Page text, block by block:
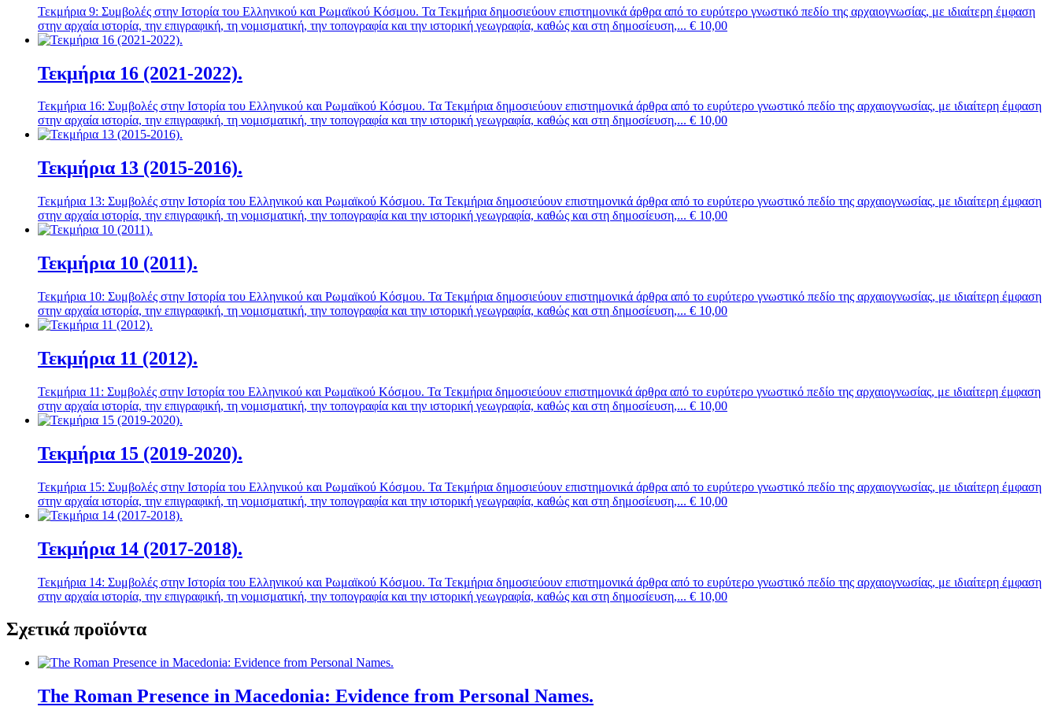
Τεκμήρια 9: Συμβολές στην Ιστορία του Ελληνικού και Ρωμαϊκού Κόσμου. Τα Τεκμήρια δημοσιεύουν επιστημονικά άρθρα από το ευρύτερο γνωστικό πεδίο της αρχαιογνωσίας, με ιδιαίτερη έμφαση
στην αρχαία ιστορία, την επιγραφική, τη νομισματική, την τοπογραφία και την ιστορική γεωγραφία, καθώς και στη δημοσίευση,... € 10,00
Τεκμήρια 16 (2021-2022).
Τεκμήρια 16: Συμβολές στην Ιστορία του Ελληνικού και Ρωμαϊκού Κόσμου. Τα Τεκμήρια δημοσιεύουν επιστημονικά άρθρα από το ευρύτερο γνωστικό πεδίο της αρχαιογνωσίας, με ιδιαίτερη έμφαση
στην αρχαία ιστορία, την επιγραφική, τη νομισματική, την τοπογραφία και την ιστορική γεωγραφία, καθώς και στη δημοσίευση,... € 10,00
Τεκμήρια 13 (2015-2016).
Τεκμήρια 13: Συμβολές στην Ιστορία του Ελληνικού και Ρωμαϊκού Κόσμου. Τα Τεκμήρια δημοσιεύουν επιστημονικά άρθρα από το ευρύτερο γνωστικό πεδίο της αρχαιογνωσίας, με ιδιαίτερη έμφαση
στην αρχαία ιστορία, την επιγραφική, τη νομισματική, την τοπογραφία και την ιστορική γεωγραφία, καθώς και στη δημοσίευση,... € 10,00
Τεκμήρια 10 (2011).
Τεκμήρια 10: Συμβολές στην Ιστορία του Ελληνικού και Ρωμαϊκού Κόσμου. Τα Τεκμήρια δημοσιεύουν επιστημονικά άρθρα από το ευρύτερο γνωστικό πεδίο της αρχαιογνωσίας, με ιδιαίτερη έμφαση
στην αρχαία ιστορία, την επιγραφική, τη νομισματική, την τοπογραφία και την ιστορική γεωγραφία, καθώς και στη δημοσίευση,... € 10,00
Τεκμήρια 11 (2012).
Τεκμήρια 11: Συμβολές στην Ιστορία του Ελληνικού και Ρωμαϊκού Κόσμου. Τα Τεκμήρια δημοσιεύουν επιστημονικά άρθρα από το ευρύτερο γνωστικό πεδίο της αρχαιογνωσίας, με ιδιαίτερη έμφαση
στην αρχαία ιστορία, την επιγραφική, τη νομισματική, την τοπογραφία και την ιστορική γεωγραφία, καθώς και στη δημοσίευση,... € 10,00
Τεκμήρια 15 (2019-2020).
Τεκμήρια 15: Συμβολές στην Ιστορία του Ελληνικού και Ρωμαϊκού Κόσμου. Τα Τεκμήρια δημοσιεύουν επιστημονικά άρθρα από το ευρύτερο γνωστικό πεδίο της αρχαιογνωσίας, με ιδιαίτερη έμφαση
στην αρχαία ιστορία, την επιγραφική, τη νομισματική, την τοπογραφία και την ιστορική γεωγραφία, καθώς και στη δημοσίευση,... € 10,00
Τεκμήρια 14 (2017-2018).
Τεκμήρια 14: Συμβολές στην Ιστορία του Ελληνικού και Ρωμαϊκού Κόσμου. Τα Τεκμήρια δημοσιεύουν επιστημονικά άρθρα από το ευρύτερο γνωστικό πεδίο της αρχαιογνωσίας, με ιδιαίτερη έμφαση
στην αρχαία ιστορία, την επιγραφική, τη νομισματική, την τοπογραφία και την ιστορική γεωγραφία, καθώς και στη δημοσίευση,... € 10,00
Σχετικά προϊόντα
The Roman Presence in Macedonia: Evidence from Personal Names.